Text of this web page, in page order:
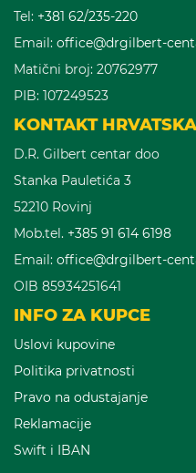
Tel: +381 62/235-220
Email: office@drgilbert-
Matični broj: 20762977
PIB: 107249523
KONTAKT HRVATSKA
D.R. Gilbert centar doo
Stanka Pauletića 3
52210 Rovinj
Mob.tel. +385 91 614 6198
Email: office@drgilbert-
OIB 85934251641
INFO ZA KUPCE
Uslovi kupovine
Politika privatnosti
Pravo na odustajanje
Reklamacije
Swift i IBAN